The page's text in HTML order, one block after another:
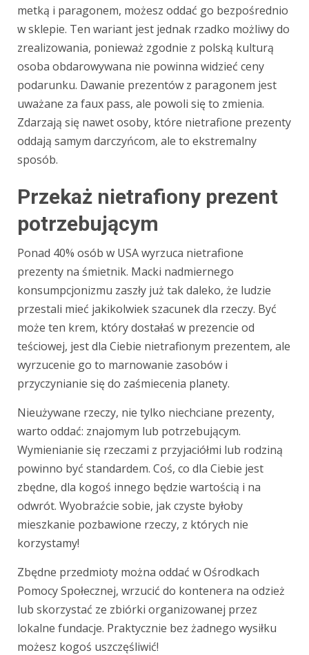
metką i paragonem, możesz oddać go bezpośrednio
w sklepie. Ten wariant jest jednak rzadko możliwy do
zrealizowania, ponieważ zgodnie z polską kulturą
osoba obdarowywana nie powinna widzieć ceny
podarunku. Dawanie prezentów z paragonem jest
uważane za faux pass, ale powoli się to zmienia.
Zdarzają się nawet osoby, które nietrafione prezenty
oddają samym darczyńcom, ale to ekstremalny
sposób.
Przekaż nietrafiony prezent
potrzebującym
Ponad 40% osób w USA wyrzuca nietrafione
prezenty na śmietnik. Macki nadmiernego
konsumpcjonizmu zaszły już tak daleko, że ludzie
przestali mieć jakikolwiek szacunek dla rzeczy. Być
może ten krem, który dostałaś w prezencie od
teściowej, jest dla Ciebie nietrafionym prezentem, ale
wyrzucenie go to marnowanie zasobów i
przyczynianie się do zaśmiecenia planety.
Nieużywane rzeczy, nie tylko niechciane prezenty,
warto oddać: znajomym lub potrzebującym.
Wymienianie się rzeczami z przyjaciółmi lub rodziną
powinno być standardem. Coś, co dla Ciebie jest
zbędne, dla kogoś innego będzie wartością i na
odwrót. Wyobraźcie sobie, jak czyste byłoby
mieszkanie pozbawione rzeczy, z których nie
korzystamy!
Zbędne przedmioty można oddać w Ośrodkach
Pomocy Społecznej, wrzucić do kontenera na odzież
lub skorzystać ze zbiórki organizowanej przez
lokalne fundacje. Praktycznie bez żadnego wysiłku
możesz kogoś uszczęśliwić!